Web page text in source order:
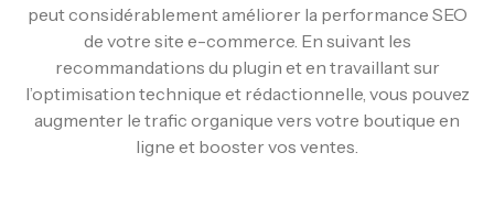
peut considérablement améliorer la performance SEO
de votre site e-commerce. En suivant les
recommandations du plugin et en travaillant sur
l’optimisation technique et rédactionnelle, vous pouvez
augmenter le trafic organique vers votre boutique en
ligne et booster vos ventes.